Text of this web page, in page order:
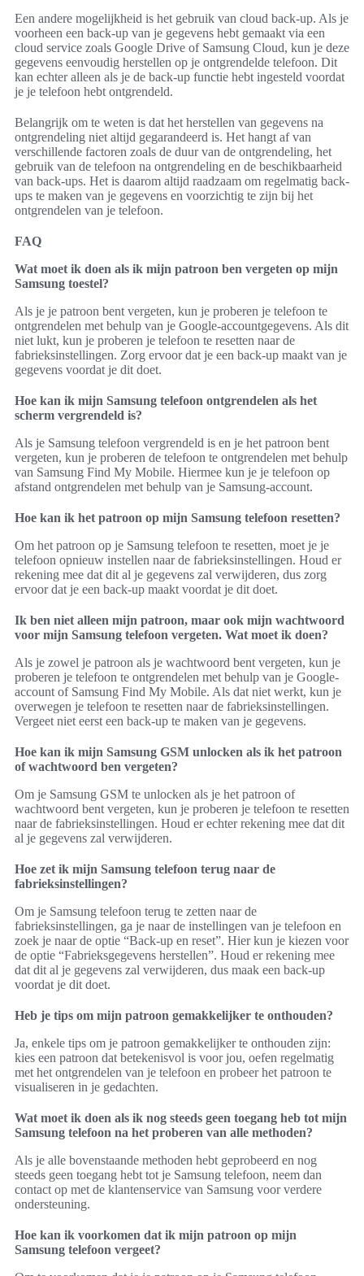
Een andere mogelijkheid is het gebruik van cloud back-up. Als je
voorheen een back-up van je gegevens hebt gemaakt via een
cloud service zoals Google Drive of Samsung Cloud, kun je deze
gegevens eenvoudig herstellen op je ontgrendelde telefoon. Dit
kan echter alleen als je de back-up functie hebt ingesteld voordat
je je telefoon hebt ontgrendeld.
Belangrijk om te weten is dat het herstellen van gegevens na
ontgrendeling niet altijd gegarandeerd is. Het hangt af van
verschillende factoren zoals de duur van de ontgrendeling, het
gebruik van de telefoon na ontgrendeling en de beschikbaarheid
van back-ups. Het is daarom altijd raadzaam om regelmatig back-
ups te maken van je gegevens en voorzichtig te zijn bij het
ontgrendelen van je telefoon.
FAQ
Wat moet ik doen als ik mijn patroon ben vergeten op mijn
Samsung toestel?
Als je je patroon bent vergeten, kun je proberen je telefoon te
ontgrendelen met behulp van je Google-accountgegevens. Als dit
niet lukt, kun je proberen je telefoon te resetten naar de
fabrieksinstellingen. Zorg ervoor dat je een back-up maakt van je
gegevens voordat je dit doet.
Hoe kan ik mijn Samsung telefoon ontgrendelen als het
scherm vergrendeld is?
Als je Samsung telefoon vergrendeld is en je het patroon bent
vergeten, kun je proberen de telefoon te ontgrendelen met behulp
van Samsung Find My Mobile. Hiermee kun je je telefoon op
afstand ontgrendelen met behulp van je Samsung-account.
Hoe kan ik het patroon op mijn Samsung telefoon resetten?
Om het patroon op je Samsung telefoon te resetten, moet je je
telefoon opnieuw instellen naar de fabrieksinstellingen. Houd er
rekening mee dat dit al je gegevens zal verwijderen, dus zorg
ervoor dat je een back-up maakt voordat je dit doet.
Ik ben niet alleen mijn patroon, maar ook mijn wachtwoord
voor mijn Samsung telefoon vergeten. Wat moet ik doen?
Als je zowel je patroon als je wachtwoord bent vergeten, kun je
proberen je telefoon te ontgrendelen met behulp van je Google-
account of Samsung Find My Mobile. Als dat niet werkt, kun je
overwegen je telefoon te resetten naar de fabrieksinstellingen.
Vergeet niet eerst een back-up te maken van je gegevens.
Hoe kan ik mijn Samsung GSM unlocken als ik het patroon
of wachtwoord ben vergeten?
Om je Samsung GSM te unlocken als je het patroon of
wachtwoord bent vergeten, kun je proberen je telefoon te resetten
naar de fabrieksinstellingen. Houd er echter rekening mee dat dit
al je gegevens zal verwijderen.
Hoe zet ik mijn Samsung telefoon terug naar de
fabrieksinstellingen?
Om je Samsung telefoon terug te zetten naar de
fabrieksinstellingen, ga je naar de instellingen van je telefoon en
zoek je naar de optie “Back-up en reset”. Hier kun je kiezen voor
de optie “Fabrieksgegevens herstellen”. Houd er rekening mee
dat dit al je gegevens zal verwijderen, dus maak een back-up
voordat je dit doet.
Heb je tips om mijn patroon gemakkelijker te onthouden?
Ja, enkele tips om je patroon gemakkelijker te onthouden zijn:
kies een patroon dat betekenisvol is voor jou, oefen regelmatig
met het ontgrendelen van je telefoon en probeer het patroon te
visualiseren in je gedachten.
Wat moet ik doen als ik nog steeds geen toegang heb tot mijn
Samsung telefoon na het proberen van alle methoden?
Als je alle bovenstaande methoden hebt geprobeerd en nog
steeds geen toegang hebt tot je Samsung telefoon, neem dan
contact op met de klantenservice van Samsung voor verdere
ondersteuning.
Hoe kan ik voorkomen dat ik mijn patroon op mijn
Samsung telefoon vergeet?